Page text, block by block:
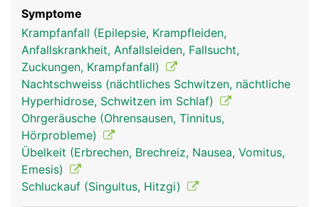
Symptome
Krampfanfall (Epilepsie, Krampfleiden,
Anfallskrankheit, Anfallsleiden, Fallsucht,
Zuckungen, Krampfanfall)
Nachtschweiss (nächtliches Schwitzen, nächtliche
Hyperhidrose, Schwitzen im Schlaf)
Ohrgeräusche (Ohrensausen, Tinnitus,
Hörprobleme)
Übelkeit (Erbrechen, Brechreiz, Nausea, Vomitus,
Emesis)
Schluckauf (Singultus, Hitzgi)